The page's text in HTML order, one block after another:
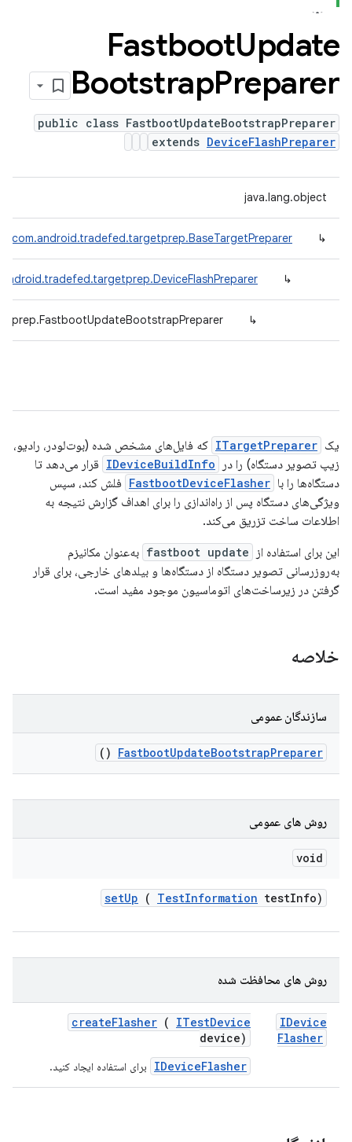
FastbootUpdate
BootstrapPreparer
public class FastbootUpdateBootstrapPreparer
extends DeviceFlashPreparer
java.lang.object
↳
com.android.tradefed.targetprep.BaseTargetPreparer
↳
↳
یک ITargetPreparer که فایل‌های مشخص شده (بوت‌لودر، رادیو،
زیپ تصویر دستگاه) را در
IDeviceBuildInfo قرار می‌دهد تا
دستگاه‌ها را با FastbootDeviceFlasher فلش کند، سپس
ویژگی‌های دستگاه پس از راه‌اندازی را برای اهداف گزارش نتیجه به
اطلاعات ساخت تزریق می‌کند.
این برای استفاده از
fastboot update به‌عنوان مکانیزم
به‌روزرسانی تصویر دستگاه از دستگاه‌ها و بیلدهای خارجی، برای قرار
گرفتن در زیرساخت‌های اتوماسیون موجود مفید است.
خلاصه
سازندگان عمومی
FastbootUpdateBootstrapPreparer
()
روش های عمومی
void
setUp ( TestInformation testInfo)
روش های محافظت شده
IDevice
Flasher
createFlasher ( ITestDevice
device)
IDeviceFlasher
برای استفاده ایجاد کنید.